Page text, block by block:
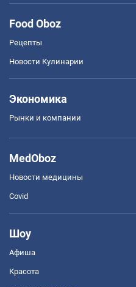
Food Oboz
Рецепты
Новости Кулинарии
Экономика
Рынки и компании
MedOboz
Новости медицины
Covid
Шоу
Афиша
Красота